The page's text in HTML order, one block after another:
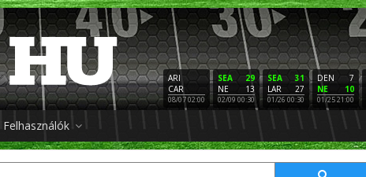
ARI
CAR
08/07 02:00
29
SEA
13
NE
02/09 00:30
31
SEA
27
LAR
01/26 00:30
7
DEN
10
NE
01/25 21:00
Felhasználók